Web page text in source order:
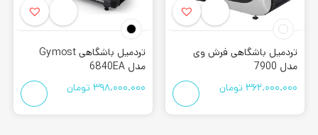
تردمیل باشگاهی فرش وی
مدل 7900
362.000.000 تومان
تردمیل باشگاهی Gymost
مدل 6840EA
398.000.000 تومان